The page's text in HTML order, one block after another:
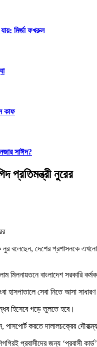
মির্জা ফখরুল
কাফ
সাঈদ?
প্রতিমন্ত্রী নুরের
নুর বলেছেন, দেশের প্রশাসনকে
বাংলাদেশ সরকারি
সেবা নিতে আসা সাধারণ
হিসেবে গড়ে তুলতে হবে।
পাসপোর্ট করতে দালালচক্রের
প্রবাসীদের জন্য ‘প্রবাসী